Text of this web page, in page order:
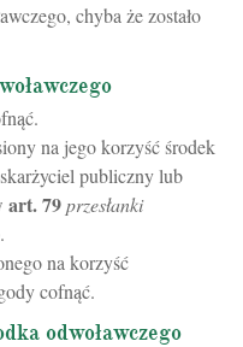
chyba że zostało
na jego korzyść środek
publiczny lub
art.79przesłanki
.
na korzyść
cofnąć.
odwoławczego